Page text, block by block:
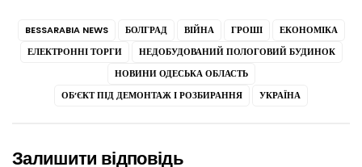
BESSARABIA NEWS БОЛГРАД ВІЙНА ГРОШІ
ЕКОНОМІКА
ЕЛЕКТРОННІ ТОРГИ
НЕДОБУДОВАНИЙ ПОЛОГОВИЙ БУДИНОК
НОВИНИ ОДЕСЬКА ОБЛАСТЬ
ОБ’ЄКТ ПІД ДЕМОНТАЖ І РОЗБИРАННЯ
УКРАЇНА
Залишити відповідь